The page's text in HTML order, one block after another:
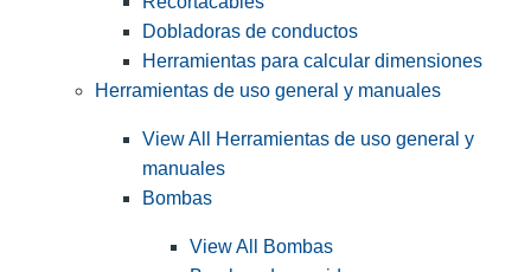
Dobladoras de conductos
Herramientas para calcular dimensiones
Herramientas de uso general y manuales
View All Herramientas de uso general y
manuales
Bombas
View All Bombas